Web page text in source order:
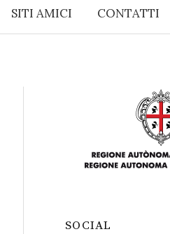
SITI AMICI CONTATTI
SOCIAL